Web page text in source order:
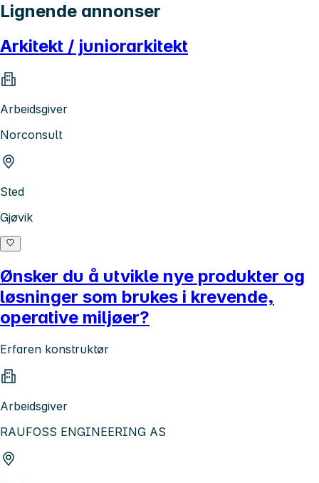
Lignende annonser
Arkitekt / juniorarkitekt
Arbeidsgiver
Norconsult
Sted
Gjøvik
Ønsker du å utvikle nye produkter og
løsninger som brukes i krevende,
operative miljøer?
Erfaren konstruktør
Arbeidsgiver
RAUFOSS ENGINEERING AS